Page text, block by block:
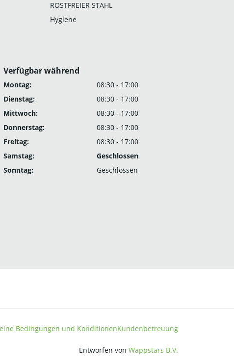
ROSTFREIER STAHL
Hygiene
Verfügbar während
Montag:
08:30 - 17:00
Dienstag:
08:30 - 17:00
Mittwoch:
08:30 - 17:00
Donnerstag:
08:30 - 17:00
Freitag:
08:30 - 17:00
Samstag:
Geschlossen
Sonntag:
Geschlossen
Bedingungen und KonditionenKundenbetreuung
Entworfen von Wappstars B.V.